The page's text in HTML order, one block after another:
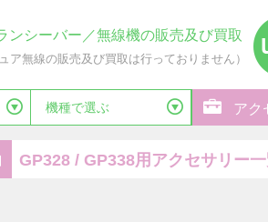
ンシーバー／無線機の販売及び買取
ア無線の販売及び買取は行っておりません）
機種で選ぶ アク
GP328 / GP338用アクセサリー